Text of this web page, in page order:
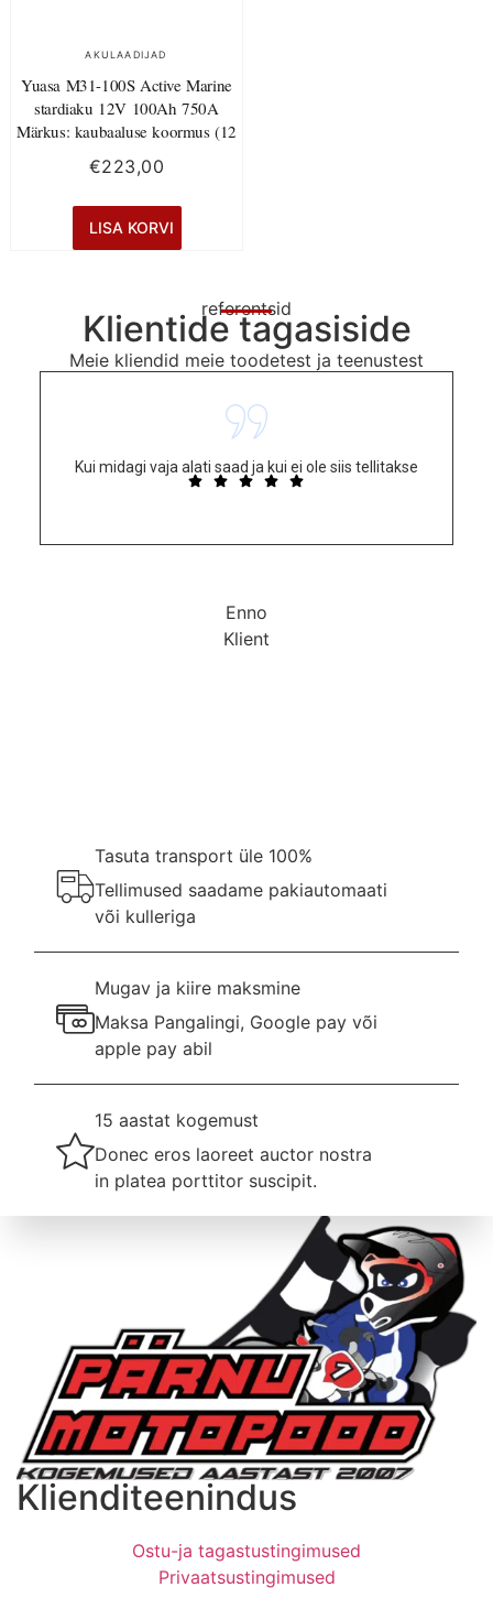
AKULAADIJAD
Yuasa M31-100S Active Marine
stardiaku 12V 100Ah 750A
Märkus: kaubaaluse koormus (12
€223,00
LISA KORVI
referentsid
Klientide tagasiside
Meie kliendid meie toodetest ja teenustest
Enno
Klient
Kui midagi vaja alati saad ja kui ei ole siis tellitakse
Tasuta transport üle 100%
Tellimused saadame pakiautomaati
või kulleriga
Mugav ja kiire maksmine
Maksa Pangalingi, Google pay või
apple pay abil
15 aastat kogemust
Donec eros laoreet auctor nostra
in platea porttitor suscipit.
Klienditeenindus
Ostu-ja tagastustingimused
Privaatsustingimused